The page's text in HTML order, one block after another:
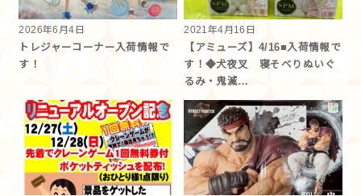
2026年6月4日
トレジャーコーナー入荷情報で
す！
2021年4月16日
【アミューズ】4/16■入荷情報で
す！◆犬夜叉 寝そべりぬいぐ
るみ・鬼滅…